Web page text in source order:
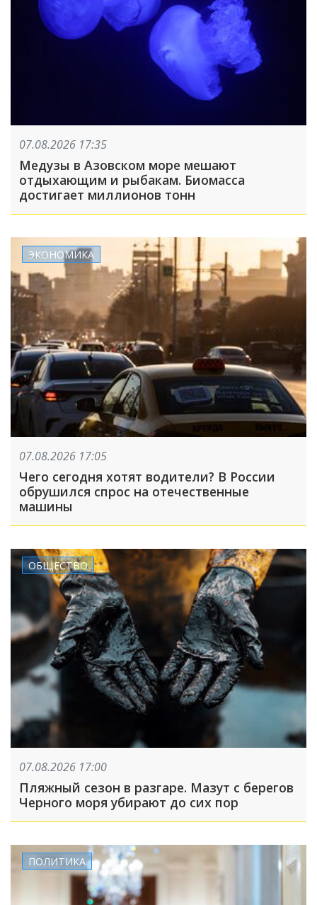
07.08.2026 17:35
Медузы в Азовском море мешают
отдыхающим и рыбакам. Биомасса
достигает миллионов тонн
ЭКОНОМИКА
07.08.2026 17:05
Чего сегодня хотят водители? В России
обрушился спрос на отечественные
машины
ОБЩЕСТВО
07.08.2026 17:00
Пляжный сезон в разгаре. Мазут с берегов
Черного моря убирают до сих пор
ПОЛИТИКА